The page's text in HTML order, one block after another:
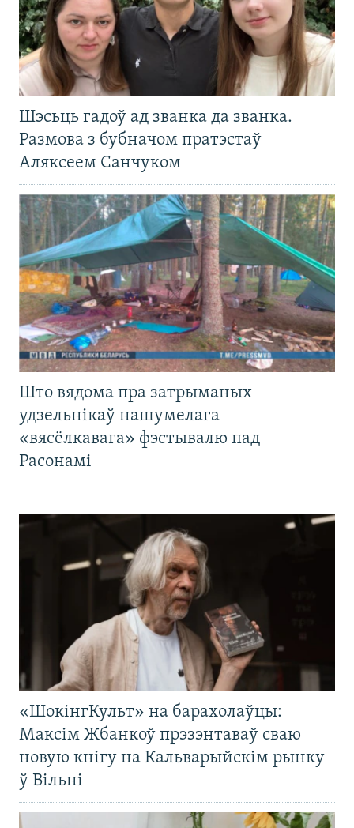
Шэсьць гадоў ад званка да званка.
Размова з бубначом пратэстаў
Аляксеем Санчуком
Што вядома пра затрыманых
удзельнікаў нашумелага
«вясёлкавага» фэстывалю пад
Расонамі
«ШокінгКульт» на барахолаўцы:
Максім Жбанкоў прэзэнтаваў сваю
новую кнігу на Кальварыйскім рынку
ў Вільні